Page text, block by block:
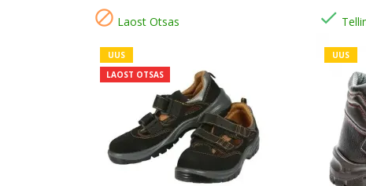
 Laost Otsas
UUS
LAOST OTSAS

UUS